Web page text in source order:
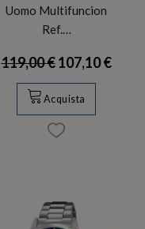
Uomo Multifuncion
Ref.…
119,00 €107,10 €
Acquista